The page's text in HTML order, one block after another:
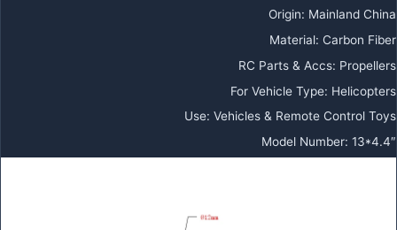
Origin: Mainland China
Material: Carbon Fiber
RC Parts & Accs: Propellers
For Vehicle Type: Helicopters
Use: Vehicles & Remote Control Toys
Model Number: 13*4.4″